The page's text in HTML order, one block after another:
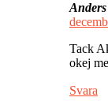
Anders
Tack
okej
Svara